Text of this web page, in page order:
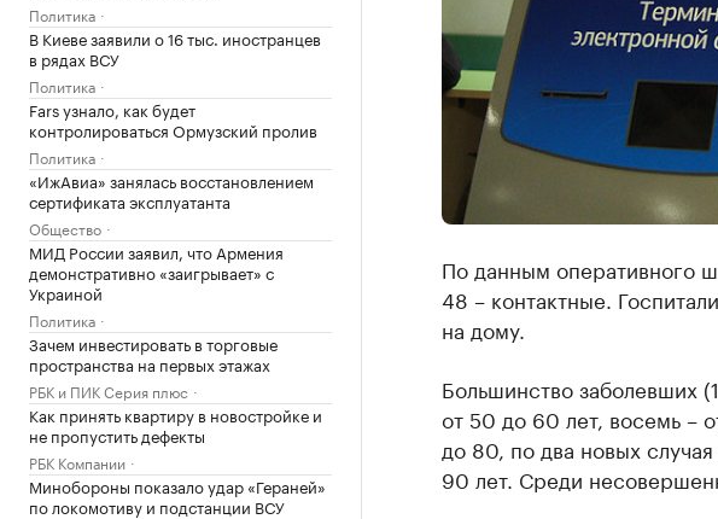
Политика
В Киеве заявили о 16 тыс. иностранцев
в рядах ВСУ
Политика
Fars узнало, как будет
контролироваться Ормузский пролив
Политика
«ИжАвиа» занялась восстановлением
сертификата эксплуатанта
Общество
МИД России заявил, что Армения
демонстративно «заигрывает» с
Украиной
Политика
Зачем инвестировать в торговые
пространства на первых этажах
РБК и ПИК Серия плюс
Как принять квартиру в новостройке и
не пропустить дефекты
РБК Компании
Минобороны показало удар «Гераней»
по локомотиву и подстанции ВСУ
По данным оперативного
48 – контактные.
на дому.
Большинство заболевших
от 50 до 60 лет, восемь –
до 80, по два новых
90 лет. Среди